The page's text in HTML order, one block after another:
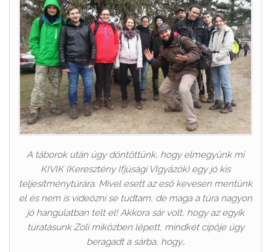
A táborok után úgy döntöttünk, hogy elmegyünk mi
KIVIK (Keresztény Ifjúsági VIgyázók) egy jó kis
teljesítménytúrára. Mivel esett az eső kevesen mentünk
el és nem is videózni se tudtam, de maga a túra nagyon
jó hangulatban telt el! Akkora sár volt, hogy az egyik
túratásunk Zoli miközben lépett, mindkét cipője úgy
beragadt a sárba, hogy…